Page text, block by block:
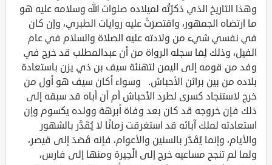
وهذا التاريخ الذي ذكرْتُه لميلاده صلوات الله وسلامه عليه هو
ما ارتضاه الجمهور، واقتصرَتْ عليه روايات الطبري، وإن كان
في نفسي شيء من ولادته عليه الصلاة والسلام في عام
الفيل، وذلك لِمَا سجله الرواة من أن عبدالمطلب قد خرج في
وفد من قومه إلى اليمن لتهنئة سيف بن ذي يزن باستعادة
بلاده من بين براثن الأحباش. وسواء أكان سيف هو أول من
خرج لاستنجاد كسرى لطرد الأحباش أم أن أباه قد سبقه إلى
ذلك فإن خروجه قد كان بعد وفاة أبرهة وولده يكسوم وإن
استعادته لملك آبائه قد استغرقت زمانًا لا يُقَدَّر بالشهور
والأيام، وإنما يُقَدَّر بالسنين والأعوام، فإنه قَصَدَ إلى قيصر،
ولما لم تنجح مساعيه خرج إلى الْحِيرة ومنها إلى فارس،